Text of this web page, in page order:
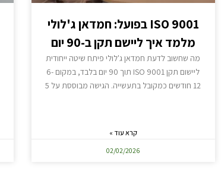
ISO 9001 בפועל: חמדאן ג'לולי
מלמד איך ליישם תקן ב-90 יום
מה שחשוב לדעת חמדאן ג'לולי פיתח שיטה ייחודית
ליישום תקן ISO 9001 תוך 90 יום בלבד, במקום 6-
12 חודשים כמקובל בתעשייה. הגישה מבוססת על 5
קרא עוד »
02/02/2026